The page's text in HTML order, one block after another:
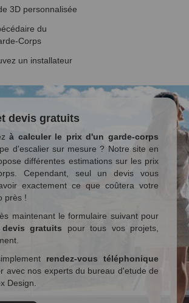
3D personnalisée
du
Corps
un installateur
devis gratuits
à calculer le prix d'un garde-corps
d'escalier sur mesure ? Notre site en
différentes estimations sur les prix
Cependant, seul un devis vous
exactement ce que coûtera votre
près !
maintenant le formulaire suivant pour
gratuits pour tous vos projets,
rendez-vous téléphonique
avec nos experts du bureau d'etude de
Design.